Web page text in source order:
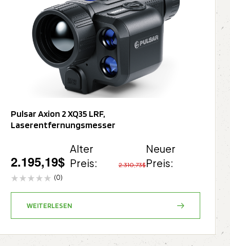
Pulsar Axion 2 XQ35 LRF,
Laserentfernungsmesser
Alter
Preis:
2.310,73$
Neuer
Preis:
2.195,19$
(0)
WEITERLESEN